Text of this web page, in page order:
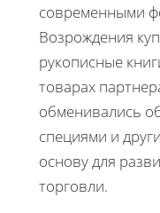
современными
Возрождения
рукописные
товарах
обменивались
специями и
основу для
торговли.